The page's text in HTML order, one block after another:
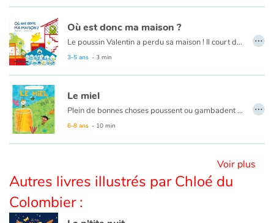
Par thématique
Rencontres et témoignages
Contes d'ici et d'ailleurs
Autour de la lecture
Où est donc ma maison ?
Le poussin Valentin a perdu sa maison ! Il court de-ci, de-là... Il interroge ses voisins...
3-5 ans - 3 min
…
Le miel
Plein de bonnes choses poussent ou gambadent dans la nature pour finir dans nos assiettes. Elles viennent d’où ? Elles passent par où ? Comment se régaler des meilleurs produits ?
6-8 ans - 10 min
…
Voir plus
Autres livres illustrés par Chloé du
Colombier :